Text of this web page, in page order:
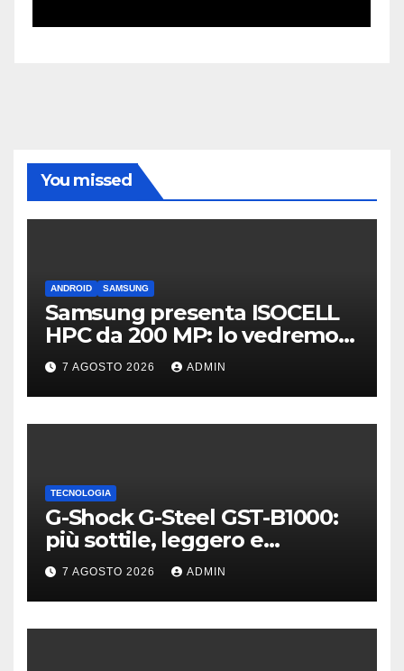
You missed
ANDROID SAMSUNG
Samsung presenta ISOCELL
HPC da 200 MP: lo vedremo
sui Galaxy S27?
7 AGOSTO 2026 ADMIN
TECNOLOGIA
G-Shock G-Steel GST-B1000:
più sottile, leggero e
connesso
7 AGOSTO 2026 ADMIN